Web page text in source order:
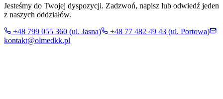
Jesteśmy do Twojej dyspozycji. Zadzwoń, napisz lub odwiedź jeden
z naszych oddziałów.
+48 799 055 360 (ul. Jasna)
+48 77 482 49 43 (ul. Portowa)
kontakt@olmedkk.pl